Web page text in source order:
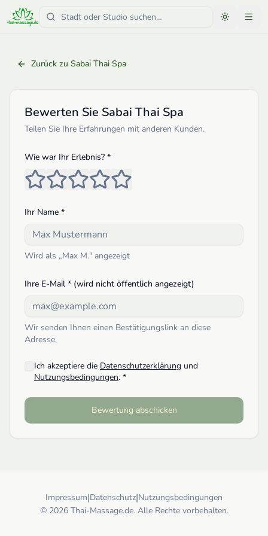
Zurück zu Sabai Thai Spa
Bewerten Sie Sabai Thai Spa
Teilen Sie Ihre Erfahrungen mit anderen Kunden.
Wie war Ihr Erlebnis? *
Ihr Name *
Wird als „Max M." angezeigt
Ihre E-Mail * (wird nicht öffentlich angezeigt)
Wir senden Ihnen einen Bestätigungslink an diese
Adresse.
Ich akzeptiere die Datenschutzerklärung und
Nutzungsbedingungen. *
Bewertung abschicken
Impressum|Datenschutz|Nutzungsbedingungen
© 2026 Thai-Massage.de. Alle Rechte vorbehalten.